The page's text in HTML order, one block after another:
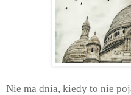
Nie ma dnia, kiedy to nie